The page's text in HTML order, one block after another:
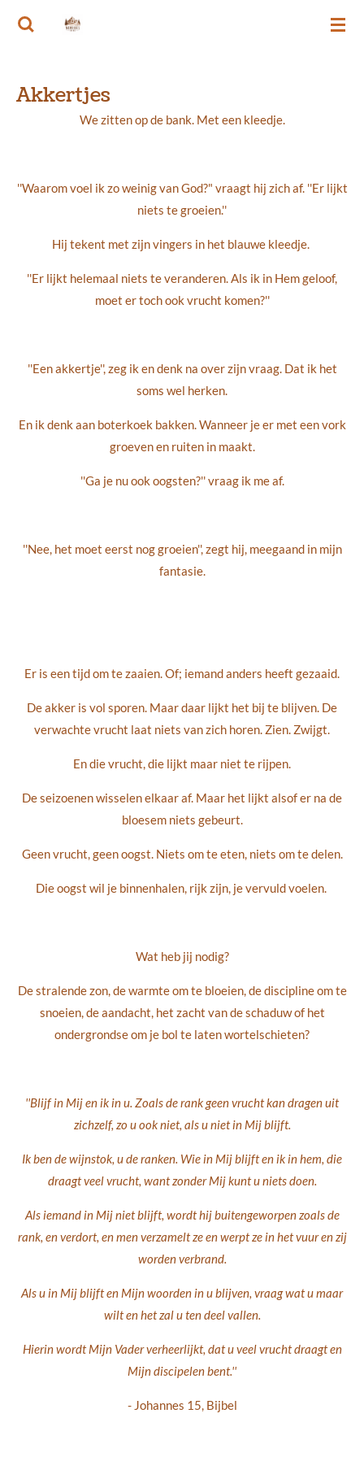
Ga
de
hoofdinhoud
Akkertjes
We zitten op de bank. Met een kleedje.
''Waarom voel ik zo weinig van God?" vraagt hij zich af. ''Er lijkt
niets te groeien.''
Hij tekent met zijn vingers in het blauwe kleedje.
''Er lijkt helemaal niets te veranderen. Als ik in Hem geloof,
moet er toch ook vrucht komen?''
''Een akkertje'', zeg ik en denk na over zijn vraag. Dat ik het
soms wel herken.
En ik denk aan boterkoek bakken. Wanneer je er met een vork
groeven en ruiten in maakt.
''Ga je nu ook oogsten?'' vraag ik me af.
''Nee, het moet eerst nog groeien'', zegt hij, meegaand in mijn
fantasie.
Er is een tijd om te zaaien. Of; iemand anders heeft gezaaid.
De akker is vol sporen. Maar daar lijkt het bij te blijven. De
verwachte vrucht laat niets van zich horen. Zien. Zwijgt.
En die vrucht, die lijkt maar niet te rijpen.
De seizoenen wisselen elkaar af. Maar het lijkt alsof er na de
bloesem niets gebeurt.
Geen vrucht, geen oogst. Niets om te eten, niets om te delen.
Die oogst wil je binnenhalen, rijk zijn, je vervuld voelen.
Wat heb jij nodig?
De stralende zon, de warmte om te bloeien, de discipline om te
snoeien, de aandacht, het zacht van de schaduw of het
ondergrondse om je bol te laten wortelschieten?
''Blijf in Mij en ik in u. Zoals de rank geen vrucht kan dragen uit
zichzelf, zo u ook niet, als u niet in Mij blijft.
Ik ben de wijnstok, u de ranken. Wie in Mij blijft en ik in hem, die
draagt veel vrucht, want zonder Mij kunt u niets doen.
Als iemand in Mij niet blijft, wordt hij buitengeworpen zoals de
rank, en verdort, en men verzamelt ze en werpt ze in het vuur en zij
worden verbrand.
Als u in Mij blijft en Mijn woorden in u blijven, vraag wat u maar
wilt en het zal u ten deel vallen.
Hierin wordt Mijn Vader verheerlijkt, dat u veel vrucht draagt en
Mijn discipelen bent.''
- Johannes 15, Bijbel